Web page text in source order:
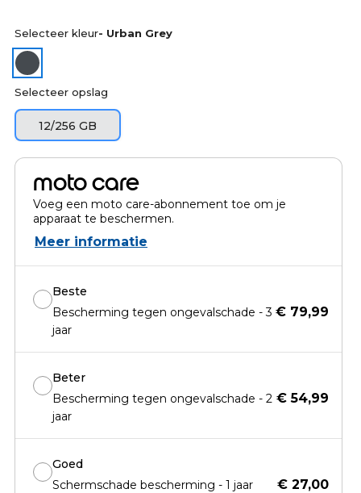
Selecteer kleur- Urban Grey
Selecteer opslag
12/256 GB
moto care
Voeg een moto care-abonnement toe om je
apparaat te beschermen.
Meer informatie
Beste
Bescherming tegen ongevalschade - 3
jaar
€ 79,99
Beter
Bescherming tegen ongevalschade - 2
jaar
€ 54,99
Goed
Schermschade bescherming - 1 jaar
€ 27,00